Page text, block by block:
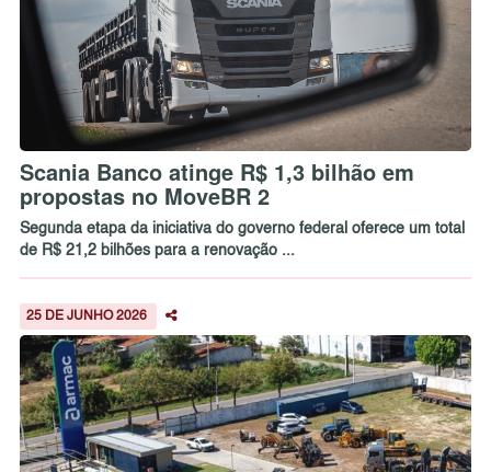
Scania Banco atinge R$ 1,3 bilhão em
propostas no MoveBR 2
Segunda etapa da iniciativa do governo federal oferece um total
de R$ 21,2 bilhões para a renovação ...
25 DE JUNHO 2026